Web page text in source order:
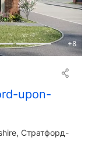
+8
upon-
Стратфорд-